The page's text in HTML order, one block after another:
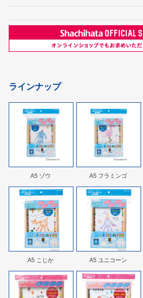
ラインナップ
A5 ゾウ A5 フラミンゴ
A5 こじか A5 ユニコーン